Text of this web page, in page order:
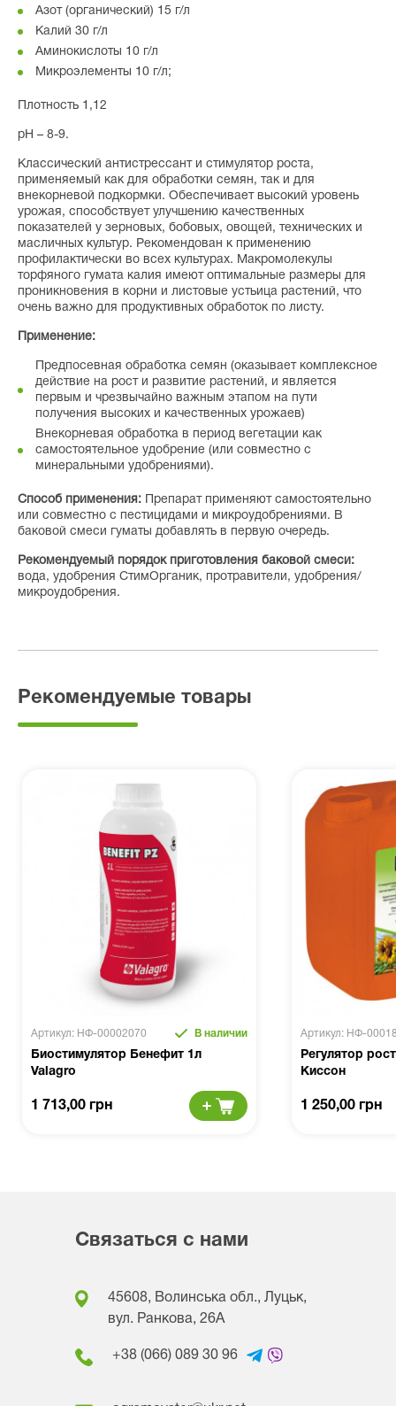
Азот (органический) 15 г/л
Калий 30 г/л
Аминокислоты 10 г/л
Микроэлементы 10 г/л;
Плотность 1,12
pH – 8-9.
Классический антистрессант и стимулятор роста,
применяемый как для обработки семян, так и для
внекорневой подкормки. Обеспечивает высокий уровень
урожая, способствует улучшению качественных
показателей у зерновых, бобовых, овощей, технических и
масличных культур. Рекомендован к применению
профилактически во всех культурах. Макромолекулы
торфяного гумата калия имеют оптимальные размеры для
проникновения в корни и листовые устьица растений, что
очень важно для продуктивных обработок по листу.
Применение:
Предпосевная обработка семян (оказывает комплексное
действие на рост и развитие растений, и является
первым и чрезвычайно важным этапом на пути
получения высоких и качественных урожаев)
Внекорневая обработка в период вегетации как
самостоятельное удобрение (или совместно с
минеральными удобрениями).
Способ применения: Препарат применяют самостоятельно
или совместно с пестицидами и микроудобрениями. В
баковой смеси гуматы добавлять в первую очередь.
Рекомендуемый порядок приготовления баковой смеси:
вода, удобрения СтимОрганик, протравители, удобрения/
микроудобрения.
Рекомендуемые товары
Артикул: НФ-00002070 В наличии
Биостимулятор Бенефит 1л
Valagro
1 713,00 грн
Артикул: НФ-
Регулятор
Киссон
1 250,00 грн
Связаться с нами
45608, Волинська обл., Луцьк,
вул. Ранкова, 26A
+38 (066) 089 30 96